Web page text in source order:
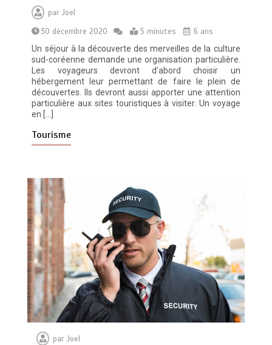
parJoel
30 décembre 2020
5 minutes
6 ans
Un séjour à la découverte des merveilles de la culture
sud-coréenne demande une organisation particulière.
Les voyageurs devront d’abord choisir un
hébergement leur permettant de faire le plein de
découvertes. Ils devront aussi apporter une attention
particulière aux sites touristiques à visiter. Un voyage
en […]
Tourisme
parJoel